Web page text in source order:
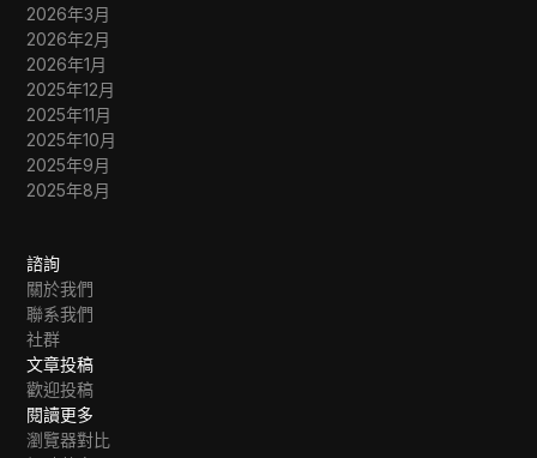
2026年3月
2026年2月
2026年1月
2025年12月
2025年11月
2025年10月
2025年9月
2025年8月
諮詢
關於我們
聯系我們
社群
文章投稿
歡迎投稿
閱讀更多
瀏覽器對比